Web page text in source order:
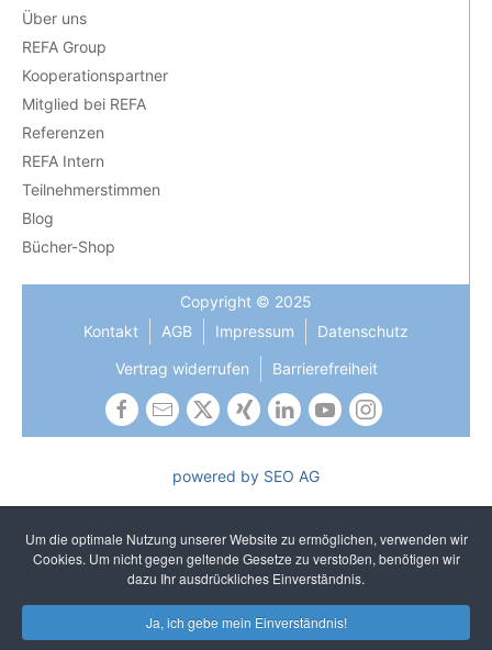
Um die optimale Nutzung unserer Website zu ermöglichen, verwenden wir
Cookies. Um nicht gegen geltende Gesetze zu verstoßen, benötigen wir
dazu Ihr ausdrückliches Einverständnis.
Ja, ich gebe mein Einverständnis!
Über uns
REFA Group
Kooperationspartner
Mitglied bei REFA
Referenzen
REFA Intern
Teilnehmerstimmen
Blog
Bücher-Shop
Copyright © 2025
Kontakt
AGB Impressum
Datenschutz
Vertrag widerrufen
Barrierefreiheit
powered by SEO AG
gehört zu unseren gelebten Kernwerten. In Texten verzichten
wir auf sprachliches Gendern, um ein einheitliches und
unkompliziertes Lesen zu gewährleisten. Selbstverständlich